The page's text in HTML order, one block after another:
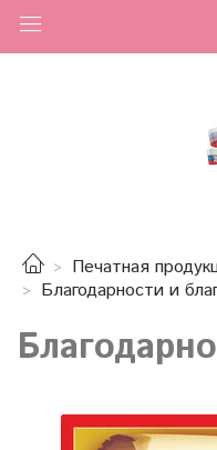
Печатная
Благодарности и